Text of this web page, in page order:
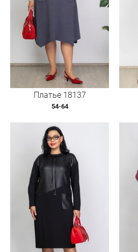
Платье 18137
54-64